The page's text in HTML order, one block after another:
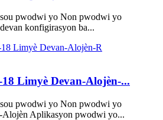
pwodwi yo Non pwodwi yo
konfigirasyon ba...
Limyè Devan-Alojèn-...
pwodwi yo Non pwodwi yo
Alojèn Aplikasyon pwodwi yo...